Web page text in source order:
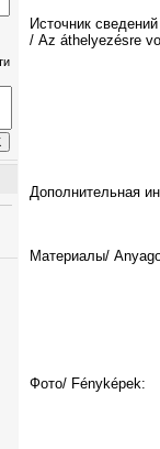
Источник
/ Az áthelyezésre
Дополнительная
Материалы/
Фото/ Fényképek: